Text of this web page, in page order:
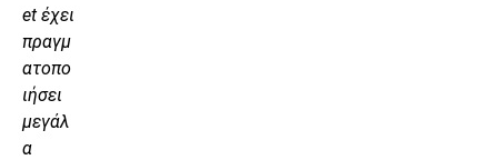
et έχει
πραγμ
ατοπο
ιήσει
μεγάλ
α